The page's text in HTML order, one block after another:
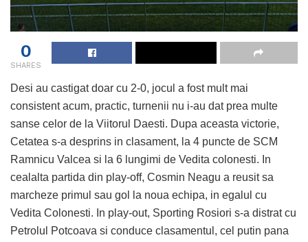
0
SHARES
Desi au castigat doar cu 2-0, jocul a fost mult mai
consistent acum, practic, turnenii nu i-au dat prea multe
sanse celor de la Viitorul Daesti. Dupa aceasta victorie,
Cetatea s-a desprins in clasament, la 4 puncte de SCM
Ramnicu Valcea si la 6 lungimi de Vedita colonesti. In
cealalta partida din play-off, Cosmin Neagu a reusit sa
marcheze primul sau gol la noua echipa, in egalul cu
Vedita Colonesti. In play-out, Sporting Rosiori s-a distrat cu
Petrolul Potcoava si conduce clasamentul, cel putin pana